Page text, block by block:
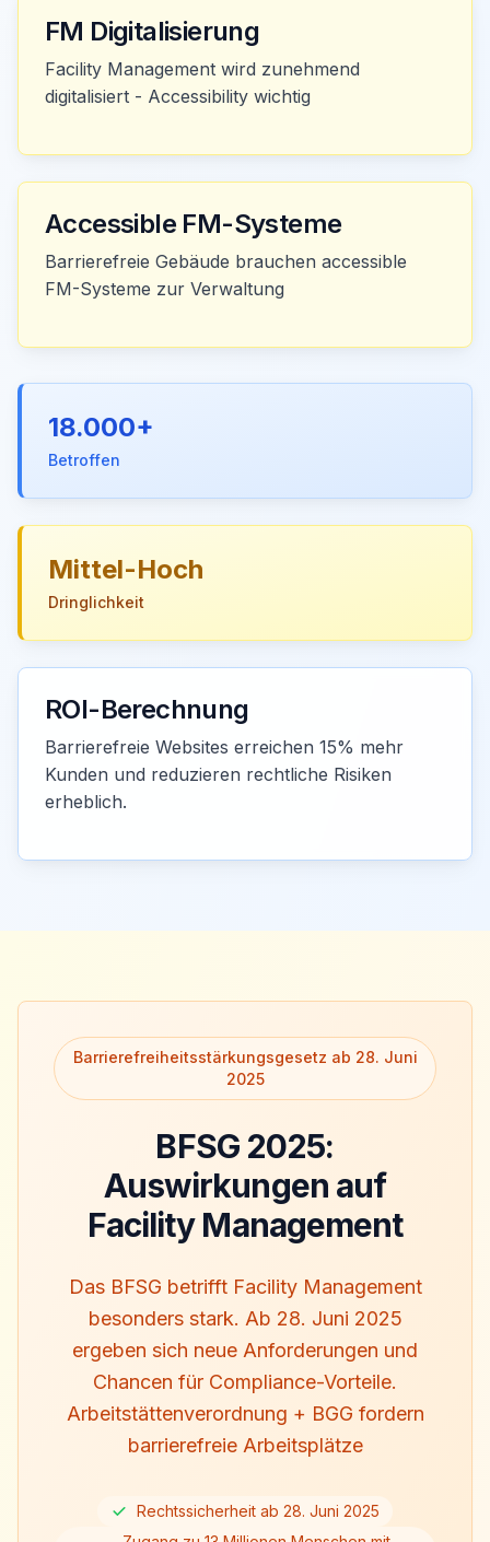
FM Digitalisierung
Facility Management wird zunehmend
digitalisiert - Accessibility wichtig
Accessible FM-Systeme
Barrierefreie Gebäude brauchen accessible
FM-Systeme zur Verwaltung
18.000+
Betroffen
Mittel-Hoch
Dringlichkeit
ROI-Berechnung
Barrierefreie Websites erreichen 15% mehr
Kunden und reduzieren rechtliche Risiken
erheblich.
Barrierefreiheitsstärkungsgesetz ab 28. Juni
2025
BFSG 2025:
Auswirkungen auf
Facility Management
Das BFSG betrifft Facility Management
besonders stark. Ab 28. Juni 2025
ergeben sich neue Anforderungen und
Chancen für Compliance-Vorteile.
Arbeitstättenverordnung + BGG fordern
barrierefreie Arbeitsplätze
Rechtssicherheit ab 28. Juni 2025